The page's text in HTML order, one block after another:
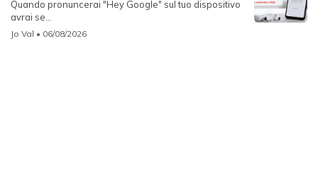
Quando pronuncerai "Hey Google" sul tuo dispositivo
avrai se...
Jo Val • 06/08/2026